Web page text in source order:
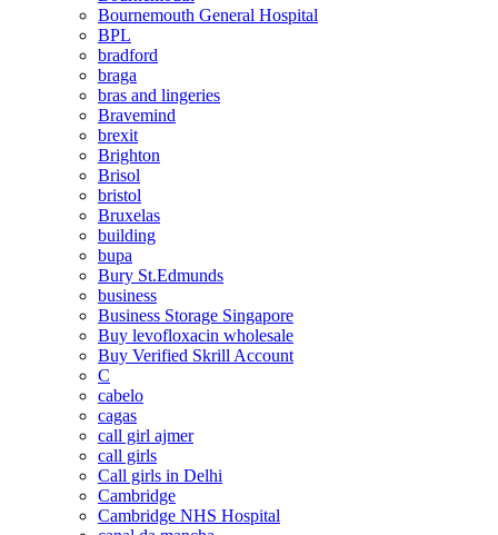
Bournemouth General Hospital
BPL
bradford
braga
bras and lingeries
Bravemind
brexit
Brighton
Brisol
bristol
Bruxelas
building
bupa
Bury St.Edmunds
business
Business Storage Singapore
Buy levofloxacin wholesale
Buy Verified Skrill Account
C
cabelo
cagas
call girl ajmer
call girls
Call girls in Delhi
Cambridge
Cambridge NHS Hospital